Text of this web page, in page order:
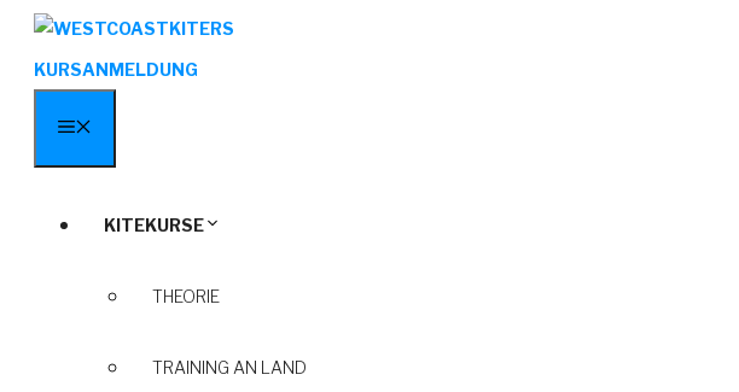
KURSANMELDUNG
KITEKURSE
THEORIE
TRAINING AN LAND